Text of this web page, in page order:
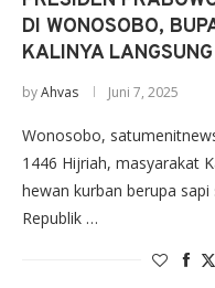
DI WONOSOBO,
KALINYA
byAhvas Juni 7, 2025
Wonosobo,
1446 Hijriah, masyarakat
hewan kurban berupa
Republik …